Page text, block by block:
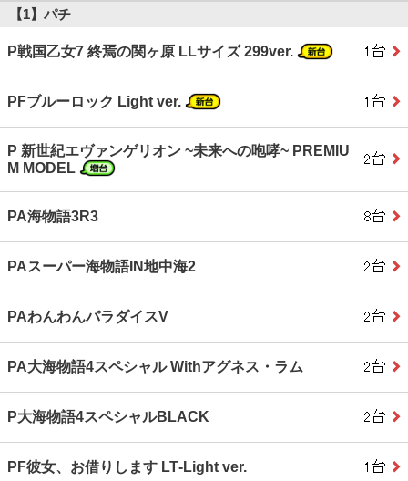
【1】パチ
P戦国乙女7 終焉の関ヶ原 LLサイズ 299ver.
PFブルーロック Light ver.
P 新世紀エヴァンゲリオン ~未来への咆哮~ PREMIU
M MODEL
PA海物語3R3
PAスーパー海物語IN地中海2
PAわんわんパラダイスV
PA大海物語4スペシャル Withアグネス・ラム
P大海物語4スペシャルBLACK
PF彼女、お借りします LT‐Light ver.